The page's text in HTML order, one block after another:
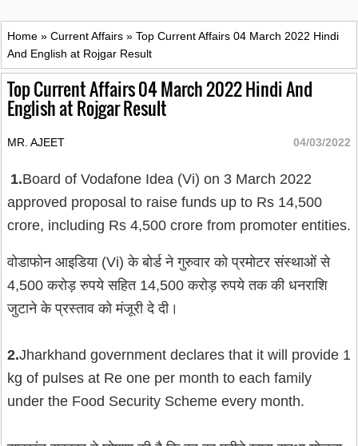
Home » Current Affairs » Top Current Affairs 04 March 2022 Hindi
And English at Rojgar Result
Top Current Affairs 04 March 2022 Hindi And
English at Rojgar Result
MR. AJEET 04/03/2022
1.Board of Vodafone Idea (Vi) on 3 March 2022
approved proposal to raise funds up to Rs 14,500
crore, including Rs 4,500 crore from promoter entities.
वोडाफोन आइडिया (Vi) के बोर्ड ने गुरुवार को प्रमोटर संस्थाओं से
4,500 करोड़ रुपये सहित 14,500 करोड़ रुपये तक की धनराशि
जुटाने के प्रस्ताव को मंजूरी दे दी।
2.Jharkhand government declares that it will provide 1
kg of pulses at Re one per month to each family
under the Food Security Scheme every month.